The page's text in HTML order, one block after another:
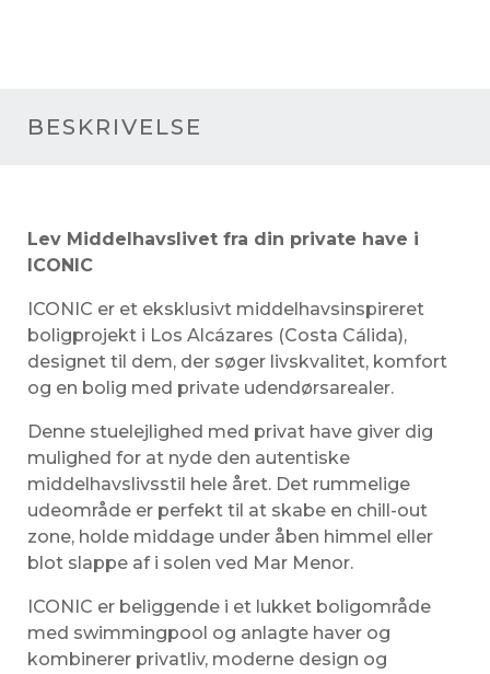
BESKRIVELSE
Lev Middelhavslivet fra din private have i
ICONIC
ICONIC er et eksklusivt middelhavsinspireret
boligprojekt i Los Alcázares (Costa Cálida),
designet til dem, der søger livskvalitet, komfort
og en bolig med private udendørsarealer.
Denne stuelejlighed med privat have giver dig
mulighed for at nyde den autentiske
middelhavslivsstil hele året. Det rummelige
udeområde er perfekt til at skabe en chill-out
zone, holde middage under åben himmel eller
blot slappe af i solen ved Mar Menor.
ICONIC er beliggende i et lukket boligområde
med swimmingpool og anlagte haver og
kombinerer privatliv, moderne design og